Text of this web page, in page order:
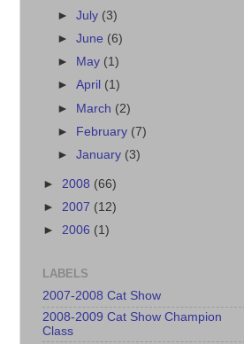
►July (3)
►June (6)
►
May (1)
►April (1)
► March (2)
► February (7)
►January (3)
► 2008 (66)
► 2007 (12)
► 2006 (1)
LABELS
2007-2008 Cat Show
2008-2009 Cat Show Champion
Class